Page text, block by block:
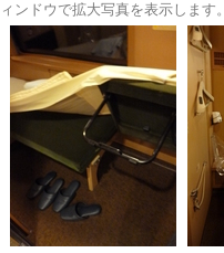
ンドウで拡大写真を表示します。